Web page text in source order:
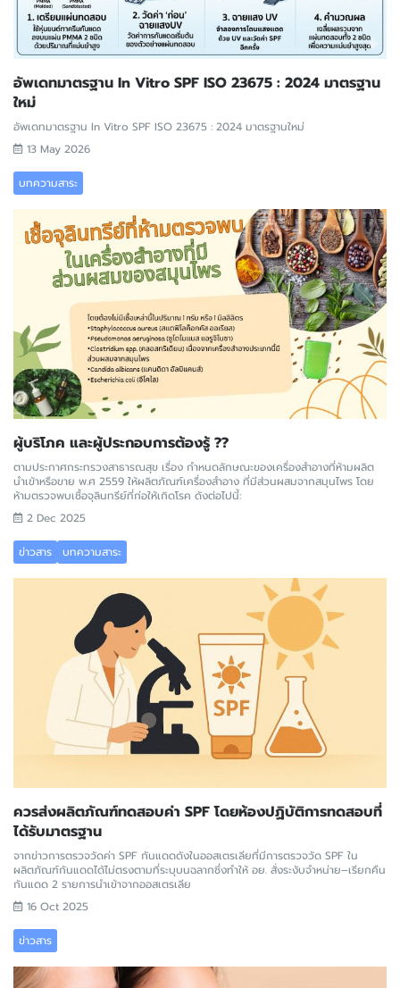
อัพเดทมาตรฐาน In Vitro SPF ISO 23675 : 2024 มาตรฐาน
ใหม่
อัพเดทมาตรฐาน In Vitro SPF ISO 23675 : 2024 มาตรฐานใหม่
13 May 2026
บทความสาระ
ผู้บริโภค และผู้ประกอบการต้องรู้ ??
ตามประกาศกระทรวงสาธารณสุข เรื่อง กำหนดลักษณะของเครื่องสำอางที่ห้ามผลิต
นำเข้าหรือขาย พ.ศ 2559 ให้ผลิตภัณฑ์เครื่องสำอาง ที่มีส่วนผสมจากสมุนไพร โดย
ห้ามตรวจพบเชื้อจุลินทรีย์ที่ก่อให้เกิดโรค ดังต่อไปนี้:
2 Dec 2025
ข่าวสาร บทความสาระ
ควรส่งผลิตภัณฑ์ทดสอบค่า SPF โดยห้องปฏิบัติการทดสอบที่
ได้รับมาตรฐาน
จากข่าวการตรวจวัดค่า SPF กันแดดดังในออสเตรเลียที่มีการตรวจวัด SPF ใน
ผลิตภัณฑ์กันแดดได้ไม่ตรงตามที่ระบุบนฉลากซึ่งทำให้ อย. สั่งระงับจำหน่าย–เรียกคืน
กันแดด 2 รายการนำเข้าจากออสเตรเลีย
16 Oct 2025
ข่าวสาร